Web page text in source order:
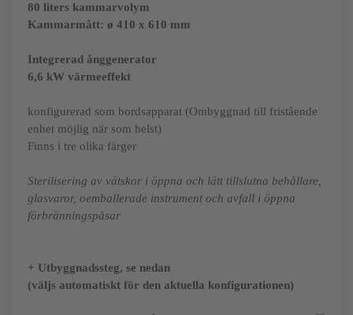
80 liters kammarvolym
Kammarmått: ø 410 x 610 mm
Integrerad ånggenerator
6,6 kW värmeeffekt
konfigurerad som bordsapparat (Ombyggnad till fristående
enhet möjlig när som helst)
Finns i tre olika färger
Sterilisering av vätskor i öppna och lätt tillslutna behållare,
glasvaror, oemballerade instrument och avfall i öppna
förbränningspåsar
+ Utbyggnadssteg, se nedan
(väljs automatiskt för den aktuella konfigurationen)